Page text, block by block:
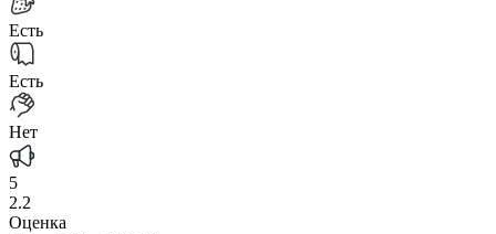
Есть
Есть
Нет
5
2.2
Оценка